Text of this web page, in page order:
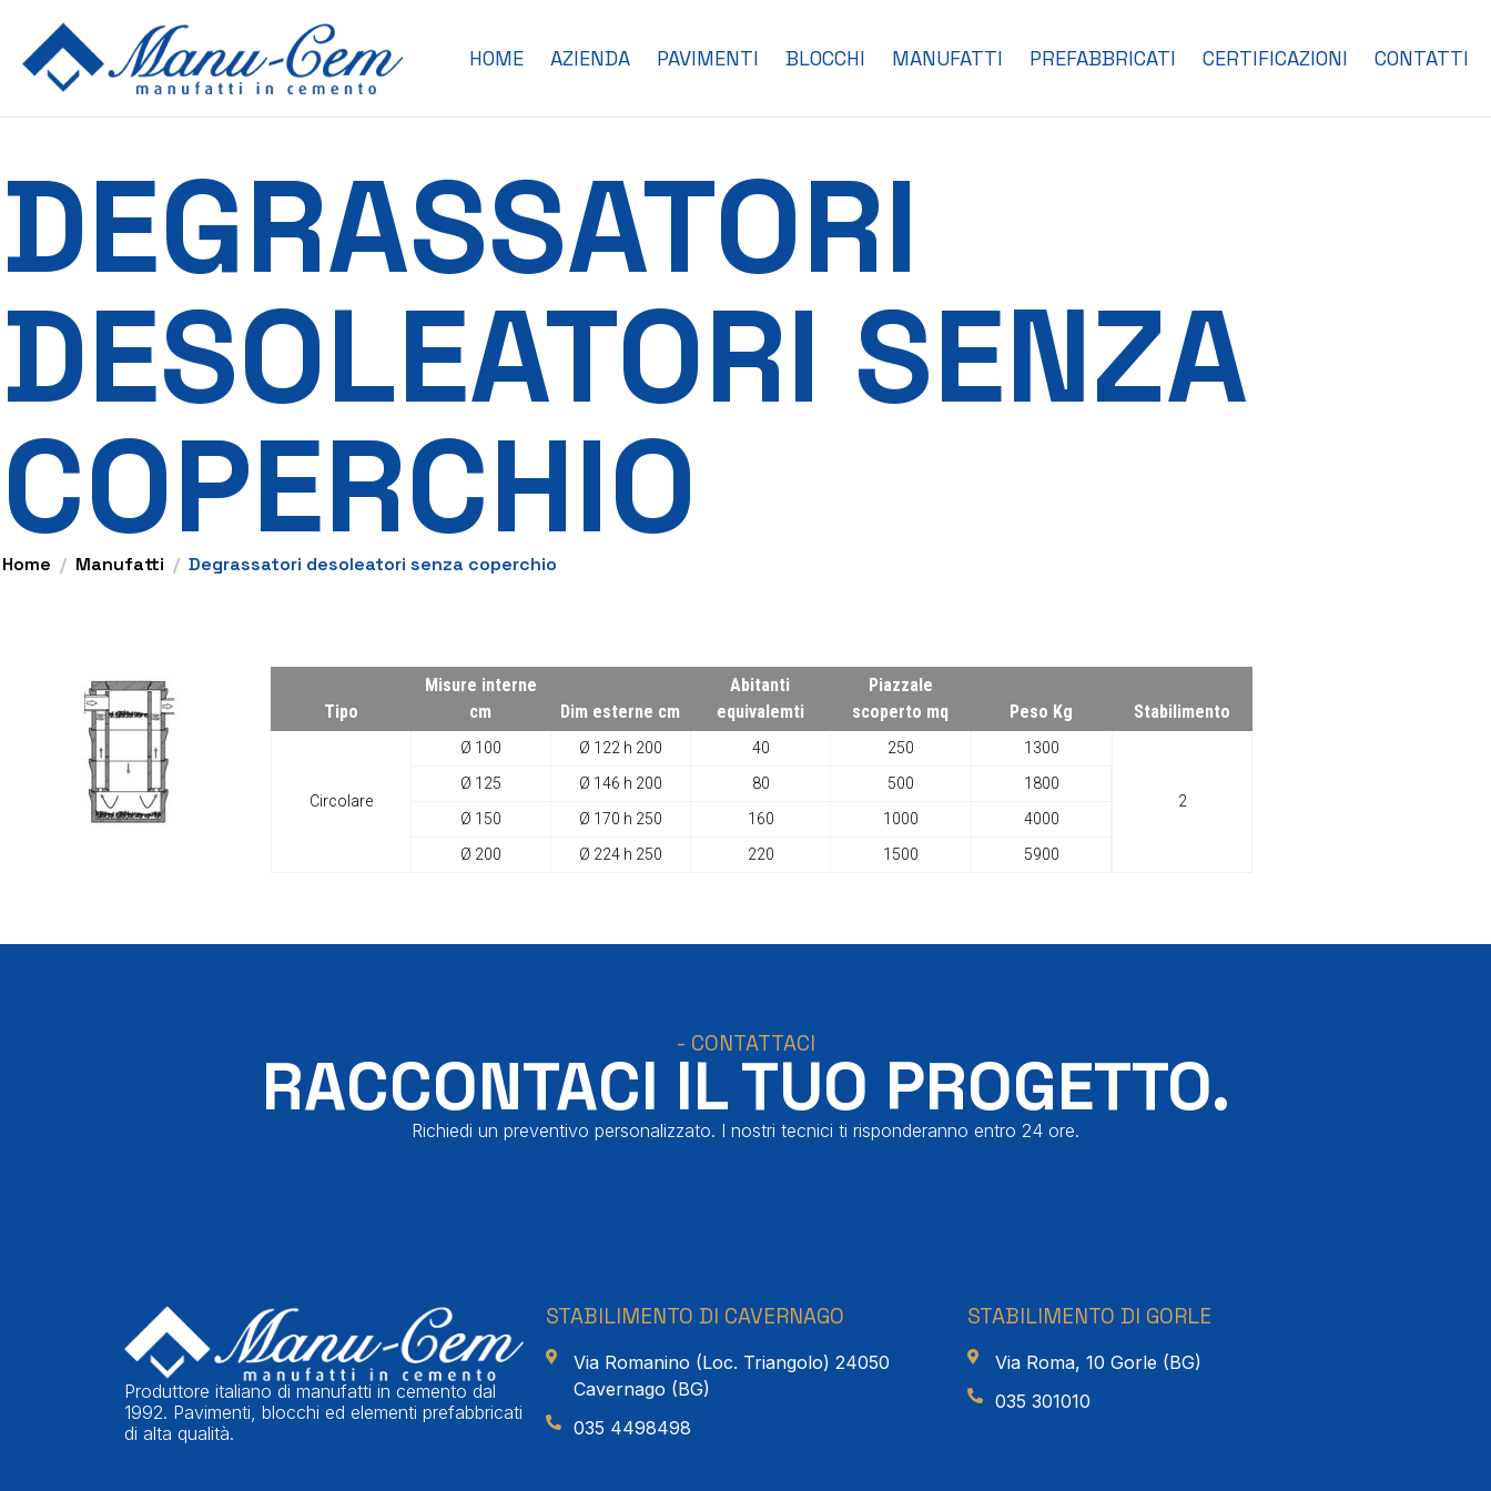
HOME AZIENDA PAVIMENTI BLOCCHI MANUFATTI PREFABBRICATI CERTIFICAZIONI CONTATTI
DEGRASSATORI
DESOLEATORI SENZA
COPERCHIO
Home Manufatti Degrassatori desoleatori senza coperchio
Tipo
Misure interne
cm
Dim esterne cm
Abitanti
equivalemti
Piazzale
scoperto mq
Peso Kg Stabilimento
Circolare
Ø 100 Ø 122 h 200 40 250 1300
2
Ø 125 Ø 146 h 200 80 500
1800
Ø 150
Ø 170 h 250 160 1000
4000
Ø 200
Ø 224 h 250 220 1500 5900
- CONTATTACI
RACCONTACI IL TUO PROGETTO.
Richiedi un preventivo personalizzato. I nostri tecnici ti risponderanno entro 24 ore.
Produttore italiano di manufatti in cemento dal
1992. Pavimenti, blocchi ed elementi prefabbricati
di alta qualità.
STABILIMENTO DI CAVERNAGO
Via Romanino (Loc. Triangolo) 24050
Cavernago (BG)
035 4498498
STABILIMENTO DI GORLE
Via Roma, 10 Gorle (BG)
035 301010